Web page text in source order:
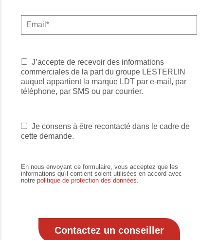
J’accepte de recevoir des informations
commerciales de la part du groupe LESTERLIN
auquel appartient la marque LDT par e-mail, par
téléphone, par SMS ou par courrier.
Je consens à être recontacté dans le cadre de
cette demande.
En nous envoyant ce formulaire, vous acceptez que les
informations qu'il contient soient utilisées en accord avec
notrepolitique de protection des données.